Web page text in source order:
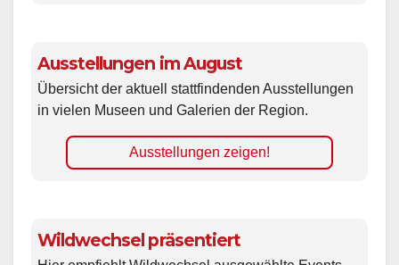
Ausstellungen im August
Übersicht der aktuell stattfindenden Ausstellungen
in vielen Museen und Galerien der Region.
Ausstellungen zeigen!
Wildwechsel präsentiert